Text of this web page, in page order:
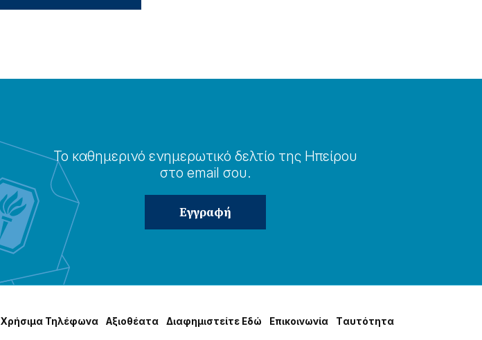
Το καθημερɩνό ενημερωτɩκό δελτίο της Ηπείρου
στο email σου.
Χρήσɩμα Τηλέφωνα Αξɩοθέατα Δɩαφημɩστείτε Εδώ Επɩκοɩνωνία Tαυτότητα